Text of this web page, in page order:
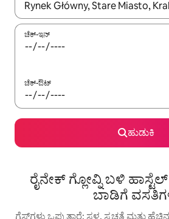
ಫಲಿತಾಂಶಗಳು ಲಭ್ಯವಿರುವಾಗ, ಅಪ್ ಮತ್ತು
ಚೆಕ್-ಇನ್
ಚೆಕ್-ಔಟ್
ಹುಡುಕಿ
ರೈನೇಕ್ ಗ್ಲೋವ್ನಿ ಬಳಿ
ಬಾಡಿಗೆ
ಗೆಸ್ಟ್‌ಗಳು ಒಪ್ಪುತ್ತಾರೆ: ಸ್ಥಳ, ಸ್ವಚ್ಛತೆ ಮತ್ತು